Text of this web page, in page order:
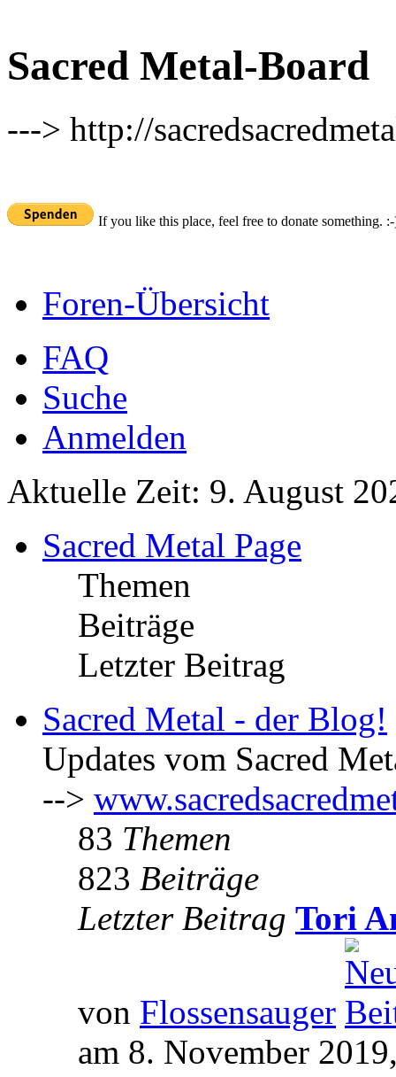
Sacred Metal-Board
---> http://
If you like this place, feel free to donate something.
Foren-Übersicht
FAQ
Suche
Anmelden
Aktuelle Zeit: 9. August
Sacred Metal Page
Themen
Beiträge
Letzter Beitrag
Sacred Metal - der Blog!
Updates vom Sacred
-->
83 Themen
823 Beiträge
Letzter Beitrag Tori
von Flossensauger
am 8. November